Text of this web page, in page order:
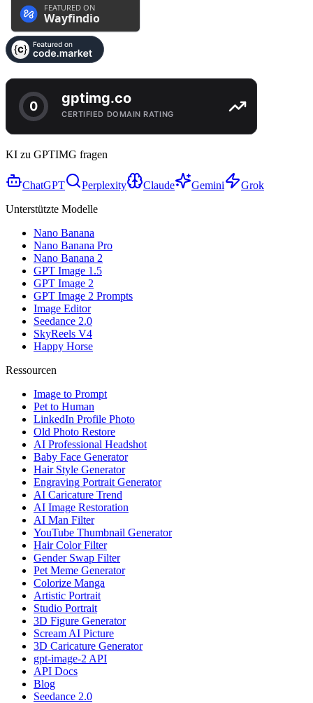
KI zu GPTIMG fragen
ChatGPT Perplexity Claude Gemini
Grok
Unterstützte Modelle
Nano Banana
Nano Banana Pro
Nano Banana 2
GPT Image 1.5
GPT Image 2
GPT Image 2 Prompts
Image Editor
Seedance 2.0
SkyReels V4
Happy Horse
Ressourcen
Image to Prompt
Pet to Human
LinkedIn Profile Photo
Old Photo Restore
AI Professional Headshot
Baby Face Generator
Hair Style Generator
Engraving Portrait Generator
AI Caricature Trend
AI Image Restoration
AI Man Filter
YouTube Thumbnail Generator
Hair Color Filter
Gender Swap Filter
Pet Meme Generator
Colorize Manga
Artistic Portrait
Studio Portrait
3D Figure Generator
Scream AI Picture
3D Caricature Generator
gpt-image-2 API
API Docs
Blog
Seedance 2.0